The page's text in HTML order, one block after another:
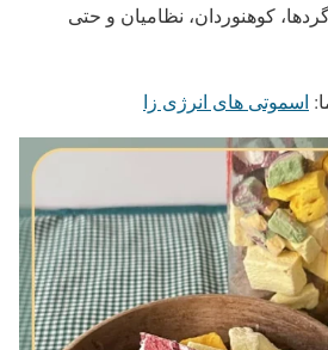
کوهنوردان، نظامیان و حتی
اسموتی های انرژی زا